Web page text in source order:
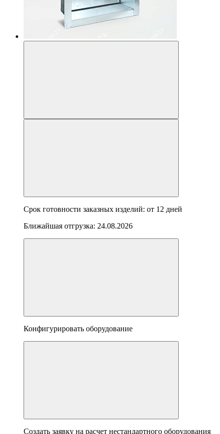
Срок готовности заказных изделий: от 12 дней
Ближайшая отгрузка: 24.08.2026
Конфигурировать оборудование
Создать заявку на расчет нестандартного оборудования